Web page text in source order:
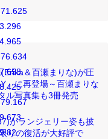
＆百瀬まりな)が圧
」に再登場～百瀬まりな
ル写真集も3冊発売
がランジェリー姿も披
りの復活が大好評で